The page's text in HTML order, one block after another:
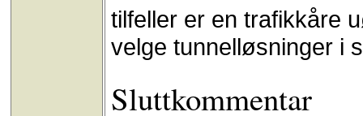
tilfeller er en trafikkåre
velge tunnelløsninger i
Sluttkommentar